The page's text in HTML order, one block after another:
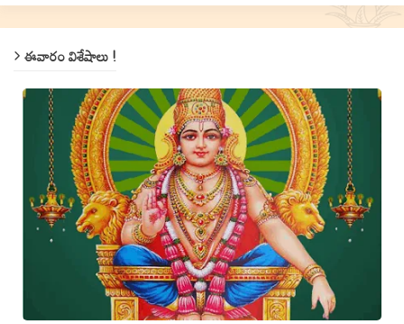
ఈవారం విశేషాలు !